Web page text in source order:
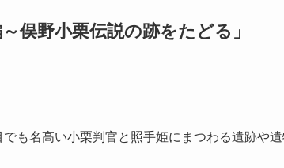
俣野小栗伝説の跡をたどる」
も名高い小栗判官と照手姫にまつわる遺跡や